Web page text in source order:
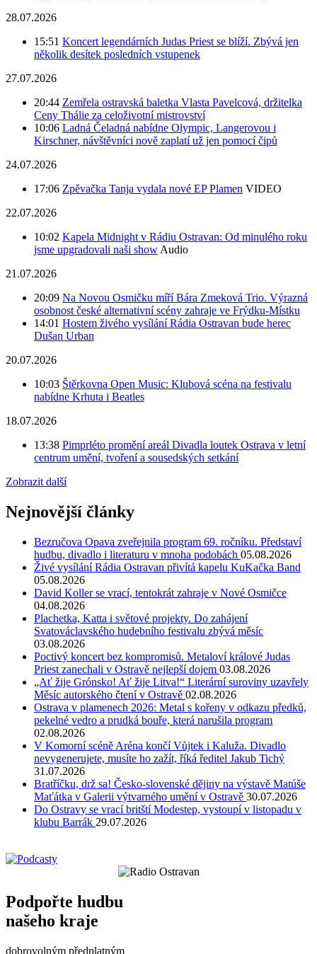
28.07.2026
15:51 Koncert legendárních Judas Priest se blíží. Zbývá jen
několik desítek posledních vstupenek
27.07.2026
20:44 Zemřela ostravská baletka Vlasta Pavelcová, držitelka
Ceny Thálie za celoživotní mistrovství
10:06 Ladná Čeladná nabídne Olympic, Langerovou i
Kirschner, návštěvníci nově zaplatí už jen pomocí čipů
24.07.2026
17:06 Zpěvačka Tanja vydala nové EP Plamen VIDEO
22.07.2026
10:02 Kapela Midnight v Rádiu Ostravan: Od minulého roku
jsme upgradovali naši show Audio
21.07.2026
20:09 Na Novou Osmičku míří Bára Zmeková Trio. Výrazná
osobnost české alternativní scény zahraje ve Frýdku-Místku
14:01 Hostem živého vysílání Rádia Ostravan bude herec
Dušan Urban
20.07.2026
10:03 Štěrkovna Open Music: Klubová scéna na festivalu
nabídne Krhuta i Beatles
18.07.2026
13:38 Pimprléto promění areál Divadla loutek Ostrava v letní
centrum umění, tvoření a sousedských setkání
Zobrazit další
Nejnovější články
Bezručova Opava zveřejnila program 69. ročníku. Představí
hudbu, divadlo i literaturu v mnoha podobách 05.08.2026
Živé vysílání Rádia Ostravan přivítá kapelu KuKačka Band
05.08.2026
David Koller se vrací, tentokrát zahraje v Nové Osmičce
04.08.2026
Plachetka, Katta i světové projekty. Do zahájení
Svatováclavského hudebního festivalu zbývá měsíc
03.08.2026
Poctivý koncert bez kompromisů. Metaloví králové Judas
Priest zanechali v Ostravě nejlepší dojem 03.08.2026
„Ať žije Grónsko! Ať žije Litva!“ Literární suroviny uzavřely
Měsíc autorského čtení v Ostravě 02.08.2026
Ostrava v plamenech 2026: Metal s kořeny v odkazu předků,
pekelné vedro a prudká bouře, která narušila program
02.08.2026
V Komorní scéně Aréna končí Vůjtek i Kaluža. Divadlo
nevygenerujete, musíte ho zažít, říká ředitel Jakub Tichý
31.07.2026
Bratříčku, drž sa! Česko-slovenské dějiny na výstavě Matúše
Maťátka v Galerii výtvarného umění v Ostravě 30.07.2026
Do Ostravy se vrací britští Modestep, vystoupí v listopadu v
klubu Barrák 29.07.2026
Podpořte hudbu
našeho kraje
dobrovolným předplatným